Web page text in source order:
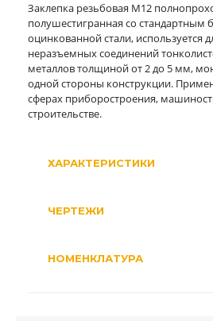
Заклепка резьбовая М12
полушестигранная со стандартным
оцинкованной стали, используется
неразъемных соединений
металлов толщиной от 2 до 5 мм,
одной стороны конструкции.
сферах приборостроения,
строительстве.
ХАРАКТЕРИСТИКИ
ЧЕРТЕЖИ
НОМЕНКЛАТУРА